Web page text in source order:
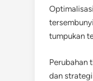
tumpukan
Perubahan
dan